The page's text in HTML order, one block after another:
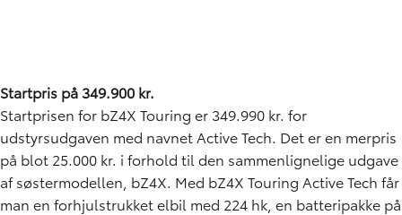
Startpris på 349.900 kr.
Startprisen for bZ4X Touring er 349.990 kr. for
udstyrsudgaven med navnet Active Tech. Det er en merpris
på blot 25.000 kr. i forhold til den sammenlignelige udgave
af søstermodellen, bZ4X. Med bZ4X Touring Active Tech får
man en forhjulstrukket elbil med 224 hk, en batteripakke på